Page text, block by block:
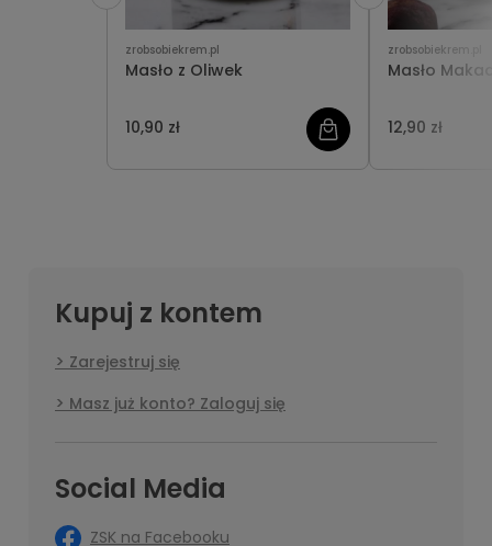
zrobsobiekrem.pl
Masło z Oliwek
10,90 zł
zrobsobiekrem.pl
Masło
12,90 zł
Kupuj z kontem
Zarejestruj się
Masz już konto? Zaloguj się
Social Media
ZSK na Facebooku